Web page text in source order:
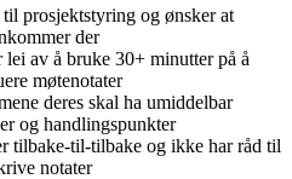
prosjektstyring og ønsker at
der
lei av å bruke 30+ minutter på å
møtenotater
deres skal ha umiddelbar
og handlingspunkter
tilbake-til-tilbake og ikke har råd til
notater